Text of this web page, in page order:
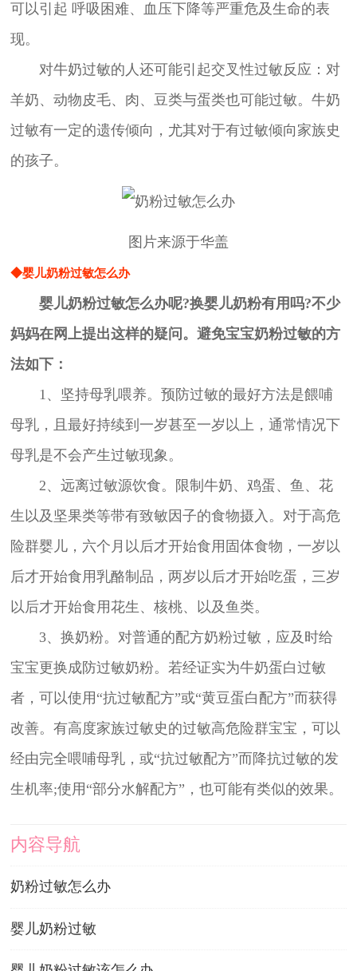
可以引起 呼吸困难、血压下降等严重危及生命的表
现。
对牛奶过敏的人还可能引起交叉性过敏反应：对
羊奶、动物皮毛、肉、豆类与蛋类也可能过敏。牛奶
过敏有一定的遗传倾向，尤其对于有过敏倾向家族史
的孩子。
图片来源于华盖
◆婴儿奶粉过敏怎么办
婴儿奶粉过敏怎么办呢?换婴儿奶粉有用吗?不少
妈妈在网上提出这样的疑问。避免宝宝奶粉过敏的方
法如下：
1、坚持母乳喂养。预防过敏的最好方法是餵哺
母乳，且最好持续到一岁甚至一岁以上，通常情况下
母乳是不会产生过敏现象。
2、远离过敏源饮食。限制牛奶、鸡蛋、鱼、花
生以及坚果类等带有致敏因子的食物摄入。对于高危
险群婴儿，六个月以后才开始食用固体食物，一岁以
后才开始食用乳酪制品，两岁以后才开始吃蛋，三岁
以后才开始食用花生、核桃、以及鱼类。
3、换奶粉。对普通的配方奶粉过敏，应及时给
宝宝更换成防过敏奶粉。若经证实为牛奶蛋白过敏
者，可以使用“抗过敏配方”或“黄豆蛋白配方”而获得
改善。有高度家族过敏史的过敏高危险群宝宝，可以
经由完全喂哺母乳，或“抗过敏配方”而降抗过敏的发
生机率;使用“部分水解配方”，也可能有类似的效果。
内容导航
奶粉过敏怎么办
婴儿奶粉过敏